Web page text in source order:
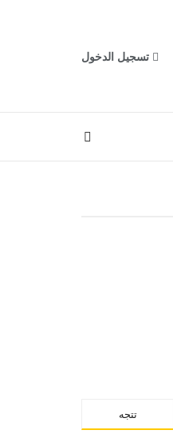
تسجيل الدخول
تتجه